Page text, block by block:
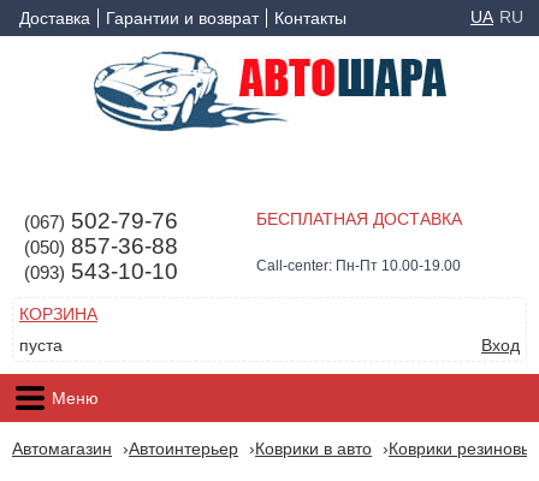
Доставка Гарантии и возврат Контакты UA RU
(067) 502-79-76
(050) 857-36-88
(093) 543-10-10
БЕСПЛАТНАЯ ДОСТАВКА
Call-center: Пн-Пт 10.00-19.00
КОРЗИНА
пуста
Вход
Меню
Автомагазин Автоинтерьер Коврики в авто Коврики